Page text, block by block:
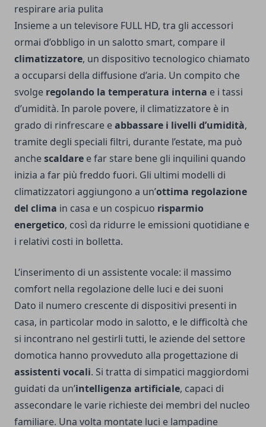
respirare aria pulita
Insieme a un televisore FULL HD, tra gli accessori
ormai d’obbligo in un salotto smart, compare il
climatizzatore, un dispositivo tecnologico chiamato
a occuparsi della diffusione d’aria. Un compito che
svolge regolando la temperatura interna e i tassi
d’umidità. In parole povere, il climatizzatore è in
grado di rinfrescare eabbassare i livelli d’umidità,
tramite degli speciali filtri, durante l’estate, ma può
anchescaldare e far stare bene gli inquilini quando
inizia a far più freddo fuori. Gli ultimi modelli di
climatizzatori aggiungono a un’ottima regolazione
del clima in casa e un cospicuo risparmio
energetico, così da ridurre le emissioni quotidiane e
i relativi costi in bolletta.
L’inserimento di un assistente vocale: il massimo
comfort nella regolazione delle luci e dei suoni
Dato il numero crescente di dispositivi presenti in
casa, in particolar modo in salotto, e le difficoltà che
si incontrano nel gestirli tutti, le aziende del settore
domotica hanno provveduto alla progettazione di
assistenti vocali. Si tratta di simpatici maggiordomi
guidati da un’intelligenza artificiale, capaci di
assecondare le varie richieste dei membri del nucleo
familiare. Una volta montate luci e lampadine